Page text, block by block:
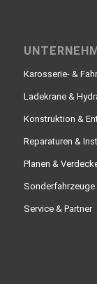
Karosserie- &
Ladekrane &
Konstruktion &
Reparaturen &
Planen &
Sonderfahrzeuge
Service & Partner